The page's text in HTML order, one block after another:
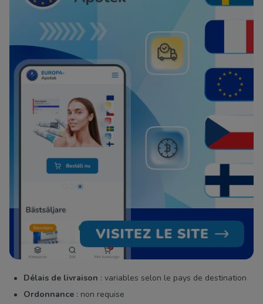
Délais de livraison : variables selon le pays de destination
Ordonnance : non requise